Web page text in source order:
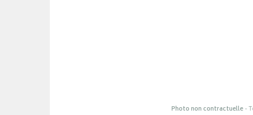
Photo non contractuelle-